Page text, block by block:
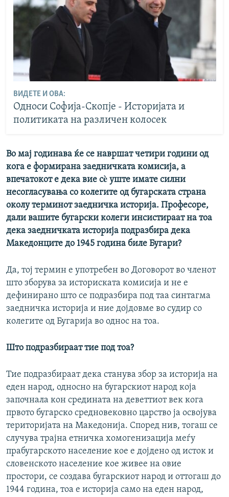
ВИДЕТЕ И ОВА:
Односи Софија-Скопје - Историјата и
политиката на различен колосек
Во мај годинава ќе се навршат четири години од
кога е формирана заедничката комисија, а
впечатокот е дека вие сè уште имате силни
несогласувања со колегите од бугарската страна
околу терминот заедничка историја. Професоре,
дали вашите бугарски колеги инсистираат на тоа
дека заедничката историја подразбира дека
Македонците до 1945 година биле Бугари?
Да, тој термин е употребен во Договорот во членот
што зборува за историската комисија и не е
дефинирано што се подразбира под таа синтагма
заедничка историја и ние дојдовме во судир со
колегите од Бугарија во однос на тоа.
Што подразбираат тие под тоа?
Тие подразбираат дека станува збор за историја на
еден народ, односно на бугарскиот народ која
започнала кон средината на деветтиот век кога
првото бугарско средновековно царство ја освојува
територијата на Македонија. Според нив, тогаш се
случува трајна етничка хомогенизација меѓу
прабугарското население кое е дојдено од исток и
словенското население кое живее на овие
простори, се создава бугарскиот народ и оттогаш до
1944 година, тоа е историја само на еден народ,